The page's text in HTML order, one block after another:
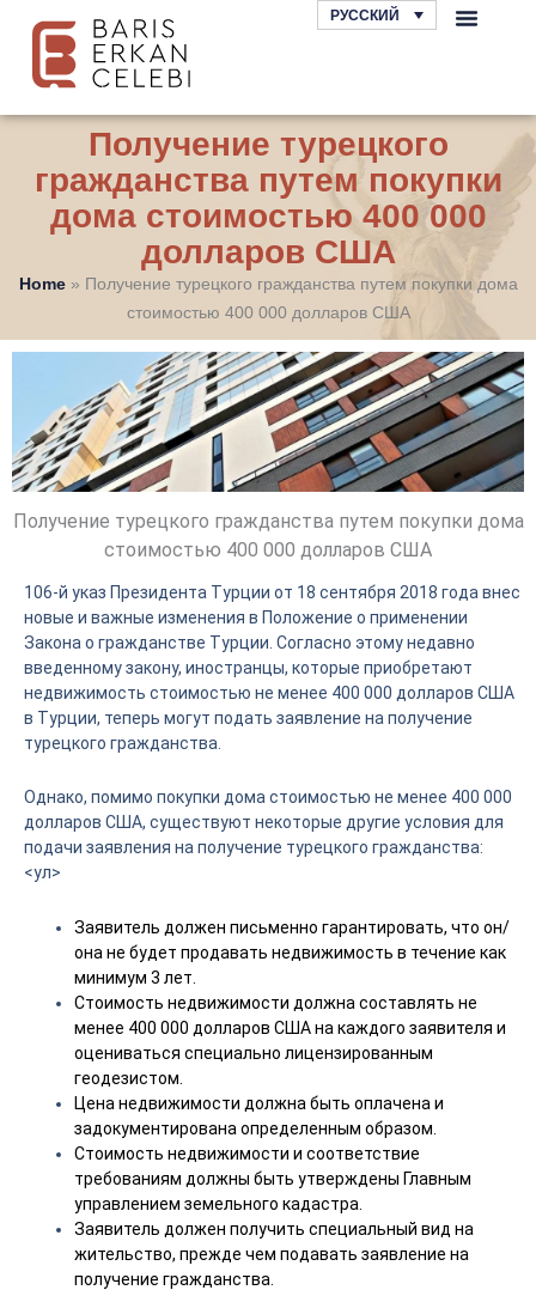
содержимому
РУССКИЙ
Получение турецкого
гражданства путем покупки
дома стоимостью 400 000
долларов США
Home» Получение турецкого гражданства путем покупки дома
стоимостью 400 000 долларов США
Получение турецкого гражданства путем покупки дома
стоимостью 400 000 долларов США
106-й указ Президента Турции от 18 сентября 2018 года внес
новые и важные изменения в Положение о применении
Закона о гражданстве Турции. Согласно этому недавно
введенному закону, иностранцы, которые приобретают
недвижимость стоимостью не менее 400 000 долларов США
в Турции, теперь могут подать заявление на получение
турецкого гражданства.
Однако, помимо покупки дома стоимостью не менее 400 000
долларов США, существуют некоторые другие условия для
подачи заявления на получение турецкого гражданства:
<ул>
Заявитель должен письменно гарантировать, что он/
она не будет продавать недвижимость в течение как
минимум 3 лет.
Стоимость недвижимости должна составлять не
менее 400 000 долларов США на каждого заявителя и
оцениваться специально лицензированным
геодезистом.
Цена недвижимости должна быть оплачена и
задокументирована определенным образом.
Стоимость недвижимости и соответствие
требованиям должны быть утверждены Главным
управлением земельного кадастра.
Заявитель должен получить специальный вид на
жительство, прежде чем подавать заявление на
получение гражданства.